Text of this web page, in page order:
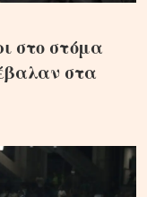
στο στόμα
στα